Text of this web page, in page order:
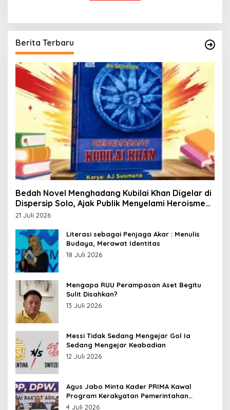
Berita Terbaru
Bedah Novel Menghadang Kubilai Khan Digelar di
Dispersip Solo, Ajak Publik Menyelami Heroisme
Leluhur Nusantara
21 Juli 2026
Literasi sebagai Penjaga Akar : Menulis
Budaya, Merawat Identitas
18 Juli 2026
Mengapa RUU Perampasan Aset Begitu
Sulit Disahkan?
13 Juli 2026
Messi Tidak Sedang Mengejar Gol Ia
Sedang Mengejar Keabadian
12 Juli 2026
Agus Jabo Minta Kader PRIMA Kawal
Program Kerakyatan Pemerintahan
Prabowo
4 Juli 2026